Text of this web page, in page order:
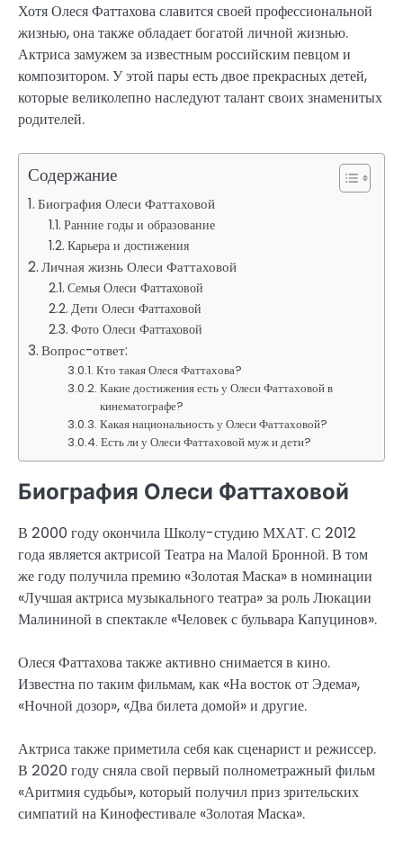
Хотя Олеся Фаттахова славится своей профессиональной
жизнью, она также обладает богатой личной жизнью.
Актриса замужем за известным российским певцом и
композитором. У этой пары есть двое прекрасных детей,
которые великолепно наследуют талант своих знаменитых
родителей.
Содержание
Биография Олеси Фаттаховой
Ранние годы и образование
Карьера и достижения
Личная жизнь Олеси Фаттаховой
Семья Олеси Фаттаховой
Дети Олеси Фаттаховой
Фото Олеси Фаттаховой
Вопрос-ответ:
Кто такая Олеся Фаттахова?
Какие достижения есть у Олеси Фаттаховой в
кинематографе?
Какая национальность у Олеси Фаттаховой?
Есть ли у Олеси Фаттаховой муж и дети?
Биография Олеси Фаттаховой
В 2000 году окончила Школу-студию МХАТ. С 2012
года является актрисой Театра на Малой Бронной. В том
же году получила премию «Золотая Маска» в номинации
«Лучшая актриса музыкального театра» за роль Люкации
Малининой в спектакле «Человек с бульвара Капуцинов».
Олеся Фаттахова также активно снимается в кино.
Известна по таким фильмам, как «На восток от Эдема»,
«Ночной дозор», «Два билета домой» и другие.
Актриса также приметила себя как сценарист и режиссер.
В 2020 году сняла свой первый полнометражный фильм
«Аритмия судьбы», который получил приз зрительских
симпатий на Кинофестивале «Золотая Маска».